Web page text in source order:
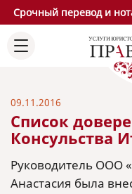
Срочный перевод и
09.11.2016
Список
Консульства
Руководитель ООО
Анастасия была